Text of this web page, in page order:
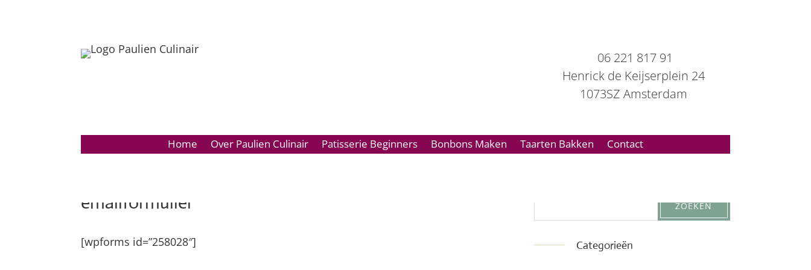
06 221 817 91
Henrick de Keijserplein 24
1073SZ Amsterdam
Home Over Paulien Culinair Patisserie Beginners Bonbons Maken Taarten Bakken Contact
emailformulier
[wpforms id=”258028″] Categorieën